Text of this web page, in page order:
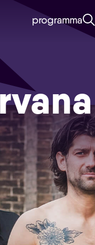
programma